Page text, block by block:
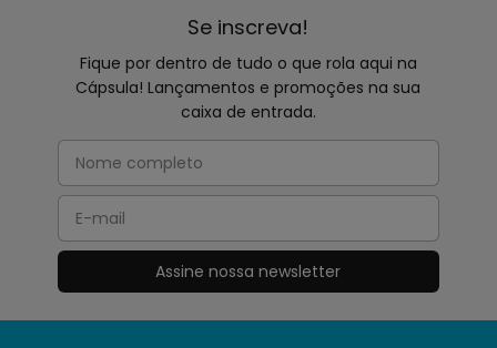
Se inscreva!
Fique por dentro de tudo o que rola aqui na
Cápsula! Lançamentos e promoções na sua
caixa de entrada.